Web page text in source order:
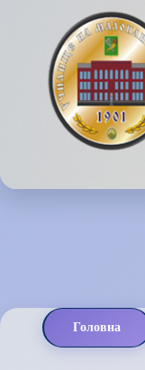
Головна